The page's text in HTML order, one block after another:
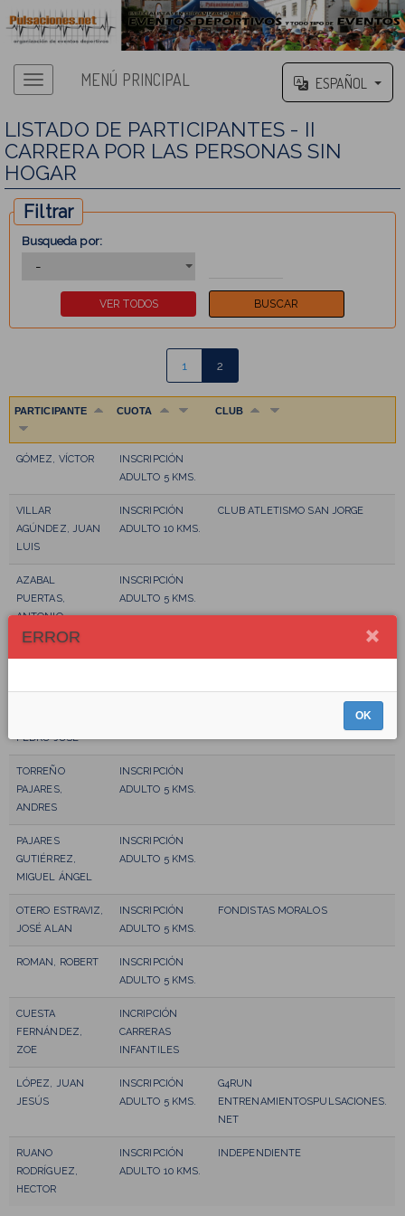
MENÚ PRINCIPAL ESPAÑOL
LISTADO DE PARTICIPANTES - II
CARRERA POR LAS PERSONAS SIN
HOGAR
Filtrar
Busqueda por:
1 2
PARTICIPANTE CUOTA CLUB
GÓMEZ, VÍCTOR
INSCRIPCIÓN
ADULTO 5 KMS.
VILLAR
AGÚNDEZ, JUAN
LUIS
INSCRIPCIÓN
ADULTO 10 KMS.
CLUB ATLETISMO SAN JORGE
AZABAL
PUERTAS,
ANTONIO
INSCRIPCIÓN
ADULTO 5 KMS.
PEDRO JOSÉ
TORREÑO
PAJARES,
ANDRES
INSCRIPCIÓN
ADULTO 5 KMS.
PAJARES
GUTIÉRREZ,
MIGUEL ÁNGEL
INSCRIPCIÓN
ADULTO 5 KMS.
OTERO ESTRAVIZ,
JOSÉ ALAN
INSCRIPCIÓN
ADULTO 5 KMS.
FONDISTAS MORALOS
ROMAN, ROBERT
INSCRIPCIÓN
ADULTO 5 KMS.
CUESTA
FERNÁNDEZ,
ZOE
INCRIPCIÓN
CARRERAS
INFANTILES
LÓPEZ, JUAN
JESÚS
INSCRIPCIÓN
ADULTO 5 KMS.
G4RUN
ENTRENAMIENTOSPULSACIONES.
NET
RUANO
RODRÍGUEZ,
HECTOR
INSCRIPCIÓN
ADULTO 10 KMS.
INDEPENDIENTE
ERROR
OK